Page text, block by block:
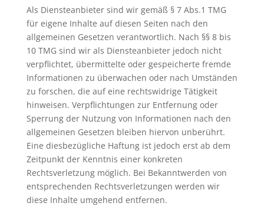
Als Diensteanbieter sind wir gemäß § 7 Abs.1 TMG
für eigene Inhalte auf diesen Seiten nach den
allgemeinen Gesetzen verantwortlich. Nach §§ 8 bis
10 TMG sind wir als Diensteanbieter jedoch nicht
verpflichtet, übermittelte oder gespeicherte fremde
Informationen zu überwachen oder nach Umständen
zu forschen, die auf eine rechtswidrige Tätigkeit
hinweisen. Verpflichtungen zur Entfernung oder
Sperrung der Nutzung von Informationen nach den
allgemeinen Gesetzen bleiben hiervon unberührt.
Eine diesbezügliche Haftung ist jedoch erst ab dem
Zeitpunkt der Kenntnis einer konkreten
Rechtsverletzung möglich. Bei Bekanntwerden von
entsprechenden Rechtsverletzungen werden wir
diese Inhalte umgehend entfernen.